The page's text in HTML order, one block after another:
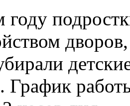
График